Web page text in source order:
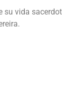
vida